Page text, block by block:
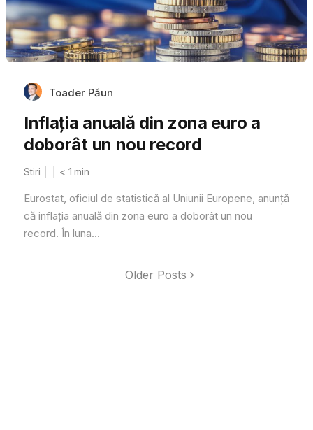
Toader Păun
Inflația anuală din zona euro a
doborât un nou record
Stiri < 1 min
Eurostat, oficiul de statistică al Uniunii Europene, anunță
că inflația anuală din zona euro a doborât un nou
record. În luna...
Older Posts